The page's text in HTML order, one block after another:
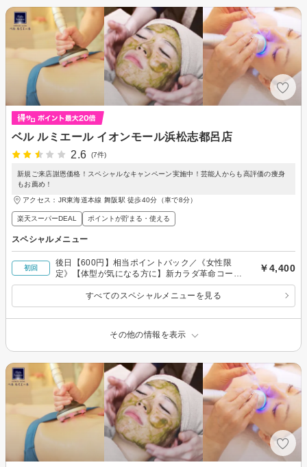
ベル ルミエール イオンモール浜松志都呂店
2.6
(7件)
新規ご来店謝恩価格！スペシャルなキャンペーン実施中！芸能人からも高評価の痩身
もお薦め！
アクセス：JR東海道本線 舞阪駅 徒歩40分（車で8分）
楽天スーパーDEAL ポイントが貯まる・使える
スペシャルメニュー
初回
後日【600円】相当ポイントバック／《女性限
定》【体型が気になる方に】新カラダ革命コース
（全身）たっぷり90分の実績多数あり☆
￥4,400
すべてのスペシャルメニューを見る
その他の情報を表示